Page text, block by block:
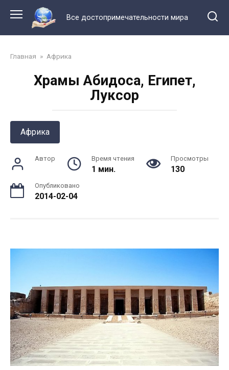
контенту
Все достопримечательности мира
Главная » Африка
Храмы Абидоса, Египет,
Луксор
Африка
Автор Время чтения
1 мин.
Просмотры
130
Опубликовано
2014-02-04